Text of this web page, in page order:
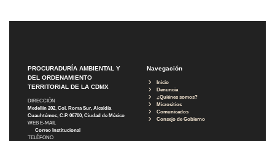
PROCURADURÍA AMBIENTAL Y
DEL ORDENAMIENTO
TERRITORIAL DE LA CDMX
DIRECCIÓN
Medellín 202, Col. Roma Sur, Alcaldía
Cuauhtémoc, C.P. 06700, Ciudad de México
WEB E-MAIL
Correo Institucional
TELÉFONO
Navegación
Inicio
Denuncia
¿Quiénes somos?
Micrositios
Comunicados
Consejo de Gobierno